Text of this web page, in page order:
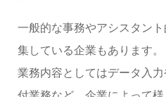
一般的な事務やアシスタン
集している企業もあります。
業務内容としてはデータ入